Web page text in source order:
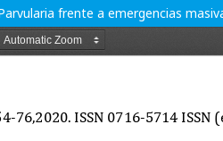
frente a emergencias